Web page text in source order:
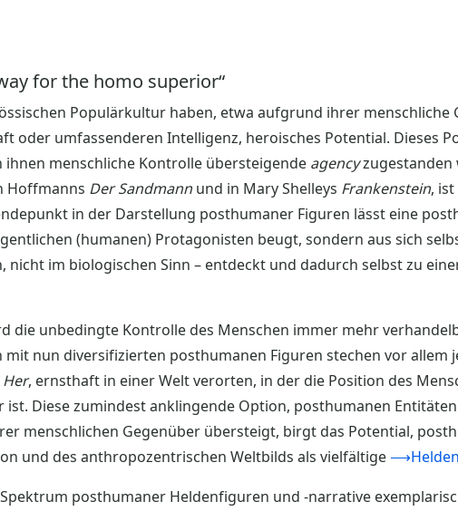
for the homo superior“
Populärkultur haben, etwa aufgrund ihrer menschliche
oder umfassenderen Intelligenz, heroisches Potential. Dieses
menschliche Kontrolle übersteigende agencyzugestanden
Hoffmanns Der Sandmann und in Mary Shelleys Frankenstein,
in der Darstellung posthumaner Figuren lässt eine
(humanen) Protagonisten beugt, sondern aus sich
nicht im biologischen Sinn – entdeckt und dadurch selbst zu
die unbedingte Kontrolle des Menschen immer mehr
mit nun diversifizierten posthumanen Figuren stechen vor allem
Her, ernsthaft in einer Welt verorten, in der die Position des
Diese zumindest anklingende Option, posthumanen
menschlichen Gegenüber übersteigt, birgt das Potential,
und des anthropozentrischen Weltbilds als vielfältige ⟶Helden
posthumaner Heldenfiguren und -narrative